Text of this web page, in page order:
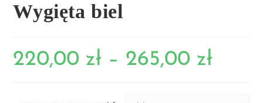
Wygięta biel
220,00 zł – 265,00 zł